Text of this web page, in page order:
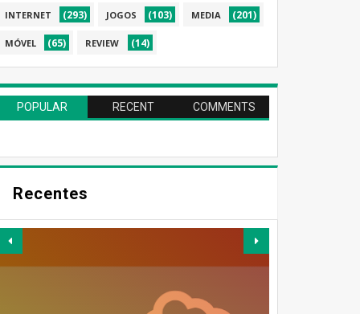
INTERNET (293) JOGOS (103) MEDIA (201)
MÓVEL (65) REVIEW (14)
POPULAR RECENT COMMENTS
Recentes